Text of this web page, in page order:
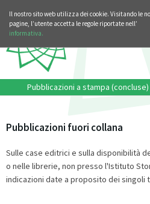
Il nostro sito web utilizza dei cookie. Visitando le
pagine, l’utente accetta le regole riportate nell’
informativa.
Pubblicazioni a stampa (concluse)
Pubblicazioni fuori collana
Sulle case editrici e sulla disponibilità
o nelle librerie, non presso l'Istituto
indicazioni date a proposito dei singoli